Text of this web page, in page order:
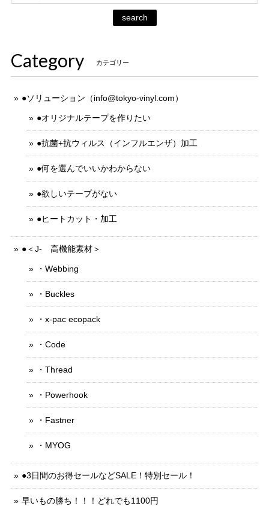
search
Category カテゴリー
●ソリューション（info@tokyo-vinyl.com）
●オリジナルテープを作りたい
●抗菌+抗ウィルス（インフルエンザ）加工
●何を選んでいいかわからない
●欲しいテープがない
●ヒートカット・加工
●＜J- 高機能素材＞
・Webbing
・Buckles
・x-pac ecopack
・Code
・Thread
・Powerhook
・Fastner
・MYOG
●3日間のお得セールなどSALE！特別セール！
早いもの勝ち！！！どれでも1100円